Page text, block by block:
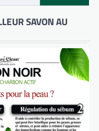
SAVON AU